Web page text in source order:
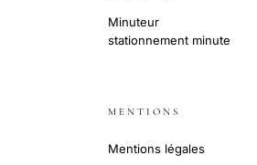
Minuteur
stationnement minute
MENTIONS
Mentions légales